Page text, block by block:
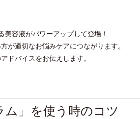
容液がパワーアップして登場！
が適切なお悩みケアにつながります。
ドバイスをお伝えします。
ム」を使う時のコツ